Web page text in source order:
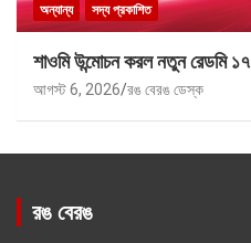
অন্যান্য সদ্য প্রকাশিত
শাওমি উন্মোচন করল নতুন রেডমি ১৭
আগস্ট 6, 2026 রঙ বেরঙ ডেস্ক
রঙ বেরঙ